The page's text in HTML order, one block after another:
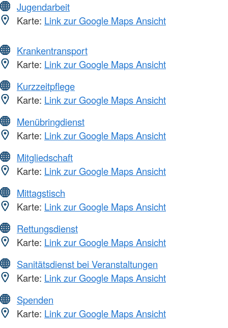
Jugendarbeit
Karte: Link zur Google Maps Ansicht
Krankentransport
Karte: Link zur Google Maps Ansicht
Kurzzeitpflege
Karte: Link zur Google Maps Ansicht
Menübringdienst
Karte: Link zur Google Maps Ansicht
Mitgliedschaft
Karte: Link zur Google Maps Ansicht
Mittagstisch
Karte: Link zur Google Maps Ansicht
Rettungsdienst
Karte: Link zur Google Maps Ansicht
Sanitätsdienst bei Veranstaltungen
Karte: Link zur Google Maps Ansicht
Spenden
Karte: Link zur Google Maps Ansicht